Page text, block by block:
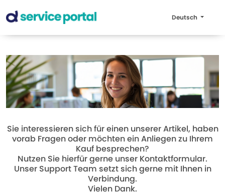
Deutsch
Sie interessieren sich für einen unserer Artikel, haben
vorab Fragen oder möchten ein Anliegen zu Ihrem
Kauf besprechen?
Nutzen Sie hierfür gerne unser Kontaktformular.
Unser Support Team setzt sich gerne mit Ihnen in
Verbindung.
Vielen Dank.